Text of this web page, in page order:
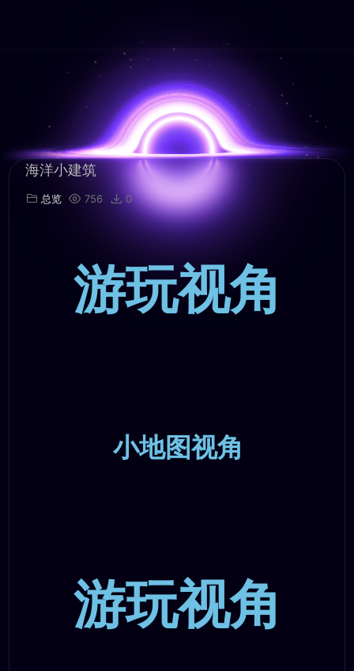
海洋小建筑
总览 756 0
游玩视角
小地图视角
游玩视角